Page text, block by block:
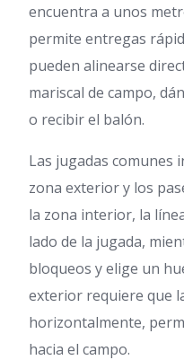
encuentra a unos
permite entregas
pueden alinearse
mariscal de campo,
o recibir el balón.
Las jugadas comunes
zona exterior y los
la zona interior, la
lado de la jugada,
bloqueos y elige un
exterior requiere que
horizontalmente,
hacia el campo.